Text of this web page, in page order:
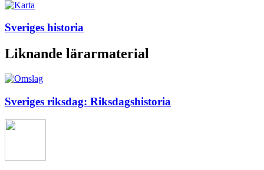
Sveriges historia
Liknande lärarmaterial
Sveriges riksdag: Riksdagshistoria